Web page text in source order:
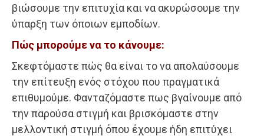
βιώσουμε την επιτυχία και να ακυρώσουμε την
ύπαρξη των όποιων εμποδίων.
Πώς μπορούμε να το κάνουμε:
Σκεφτόμαστε πώς θα είναι το να απολαύσουμε
την επίτευξη ενός στόχου που πραγματικά
επιθυμούμε. Φανταζόμαστε πως βγαίνουμε από
την παρούσα στιγμή και βρισκόμαστε στην
μελλοντική στιγμή όπου έχουμε ήδη επιτύχει